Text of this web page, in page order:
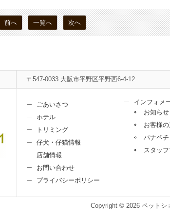
前へ 一覧へ 次へ
〒547-0033 大阪市平野区平野西6-4-12
ごあいさつ
ホテル
トリミング
仔犬・仔猫情報
店舗情報
お問い合わせ
プライバシーポリシー
インフォメ
お知らせ
お客様
パナペチ
スタッ
Copyright © 2026 ペットシ